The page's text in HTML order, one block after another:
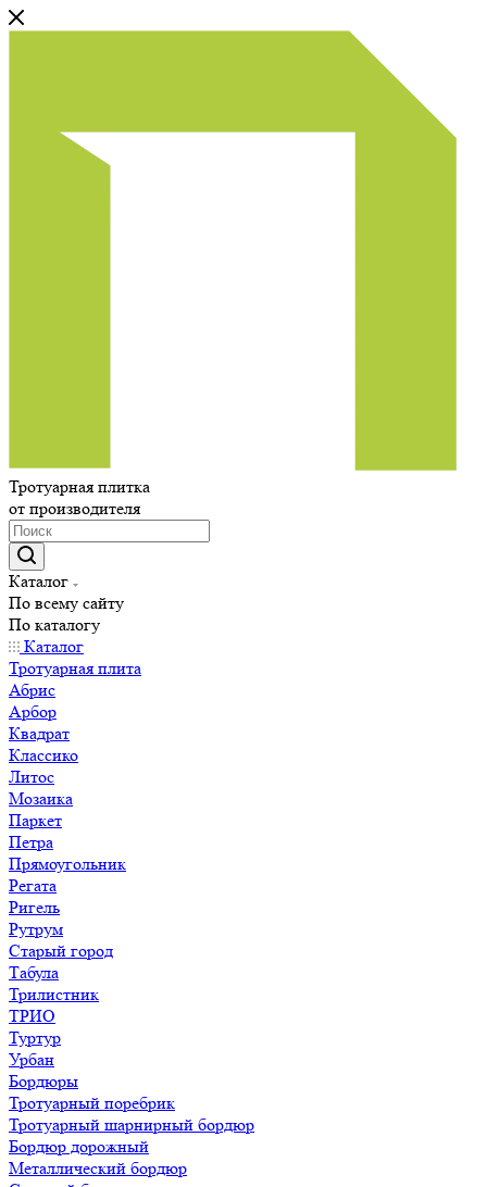
Тротуарная плитка
от производителя
Каталог
По всему сайту
По каталогу
Каталог
Тротуарная плита
Абрис
Арбор
Квадрат
Классико
Литос
Мозаика
Паркет
Петра
Прямоугольник
Регата
Ригель
Рутрум
Старый город
Табула
Трилистник
ТРИО
Туртур
Урбан
Бордюры
Тротуарный поребрик
Тротуарный шарнирный бордюр
Бордюр дорожный
Металлический бордюр